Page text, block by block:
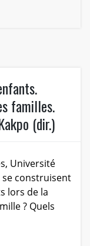
familles.
(dir.)
Université
se construisent
lors de la
? Quels